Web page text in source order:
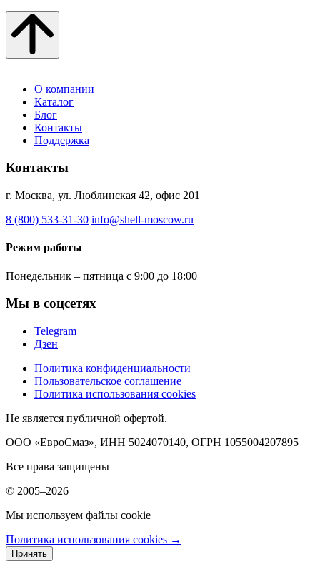
О компании
Каталог
Блог
Контакты
Поддержка
Контакты
г. Москва, ул. Люблинская 42, офис 201
8 (800) 533-31-30 info@shell-moscow.ru
Режим работы
Понедельник – пятница с 9:00 до 18:00
Мы в соцсетях
Telegram
Дзен
Политика конфиденциальности
Пользовательское соглашение
Политика использования cookies
Не является публичной офертой.
ООО «ЕвроСмаз», ИНН 5024070140, ОГРН 1055004207895
Все права защищены
© 2005–2026
Мы используем файлы cookie
Политика использования cookies →
Принять